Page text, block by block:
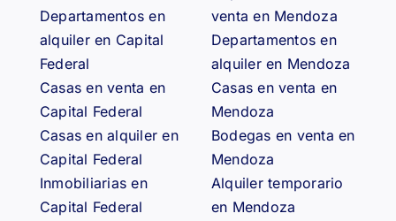
Departamentos en
alquiler en Capital
Federal
Casas en venta en
Capital Federal
Casas en alquiler en
Capital Federal
Inmobiliarias en
Capital Federal
venta en Mendoza
Departamentos en
alquiler en Mendoza
Casas en venta en
Mendoza
Bodegas en venta en
Mendoza
Alquiler temporario
en Mendoza